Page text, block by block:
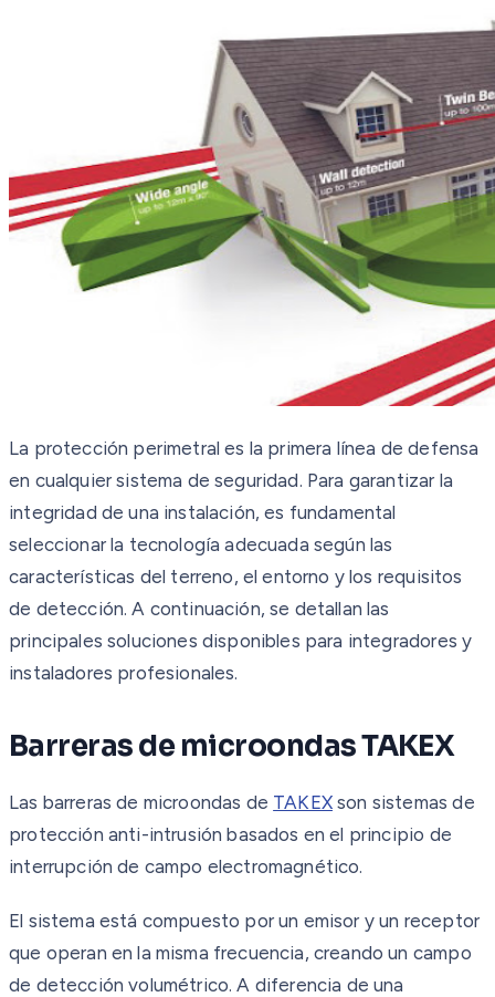
La protección perimetral es la primera línea de defensa
en cualquier sistema de seguridad. Para garantizar la
integridad de una instalación, es fundamental
seleccionar la tecnología adecuada según las
características del terreno, el entorno y los requisitos
de detección. A continuación, se detallan las
principales soluciones disponibles para integradores y
instaladores profesionales.
Barreras de microondas TAKEX
Las barreras de microondas de TAKEXson sistemas de
protección anti-intrusión basados en el principio de
interrupción de campo electromagnético.
El sistema está compuesto por un emisor y un receptor
que operan en la misma frecuencia, creando un campo
de detección volumétrico. A diferencia de una